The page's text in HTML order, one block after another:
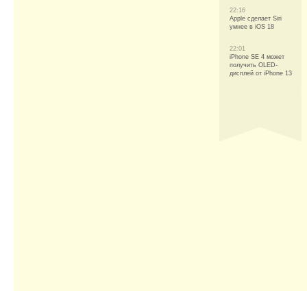
22:16
Apple сделает Siri
умнее в iOS 18
22:01
iPhone SE 4 может
получить OLED-
дисплей от iPhone 13